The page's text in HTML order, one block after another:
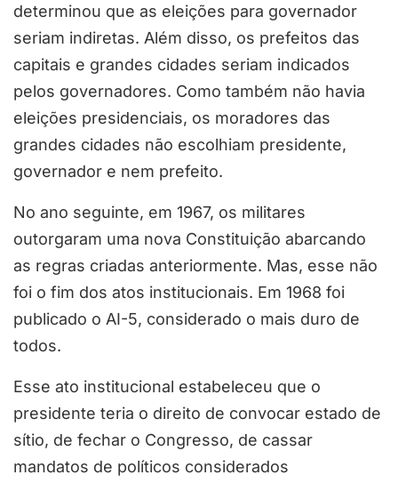
determinou que as eleições para governador
seriam indiretas. Além disso, os prefeitos das
capitais e grandes cidades seriam indicados
pelos governadores. Como também não havia
eleições presidenciais, os moradores das
grandes cidades não escolhiam presidente,
governador e nem prefeito.
No ano seguinte, em 1967, os militares
outorgaram uma nova Constituição abarcando
as regras criadas anteriormente. Mas, esse não
foi o fim dos atos institucionais. Em 1968 foi
publicado o AI-5, considerado o mais duro de
todos.
Esse ato institucional estabeleceu que o
presidente teria o direito de convocar estado de
sítio, de fechar o Congresso, de cassar
mandatos de políticos considerados